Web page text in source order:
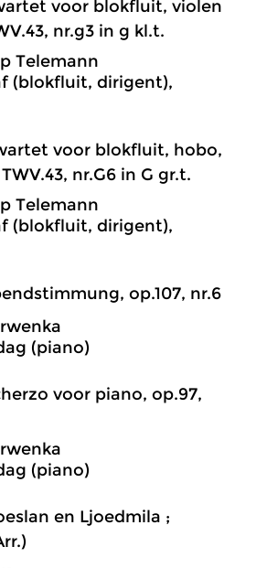
voor blokfluit, violen
nr.g3 in g kl.t.
Telemann
(blokfluit, dirigent),
voor blokfluit, hobo,
nr.G6 in G gr.t.
Telemann
(blokfluit, dirigent),
op.107, nr.6
(piano)
voor piano, op.97,
(piano)
en Ljoedmila ;